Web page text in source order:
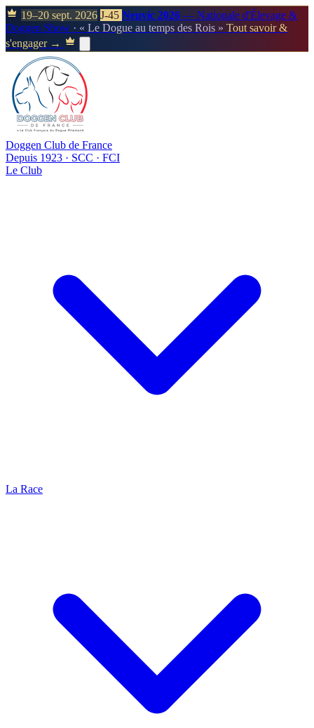
19–20 sept. 2026 J-45 Neuvic 2026 — Nationale d'Élevage &
Doggen Show · « Le Dogue au temps des Rois » Tout savoir &
s'engager →
Doggen Club de France
Depuis 1923 · SCC · FCI
Le Club
La Race